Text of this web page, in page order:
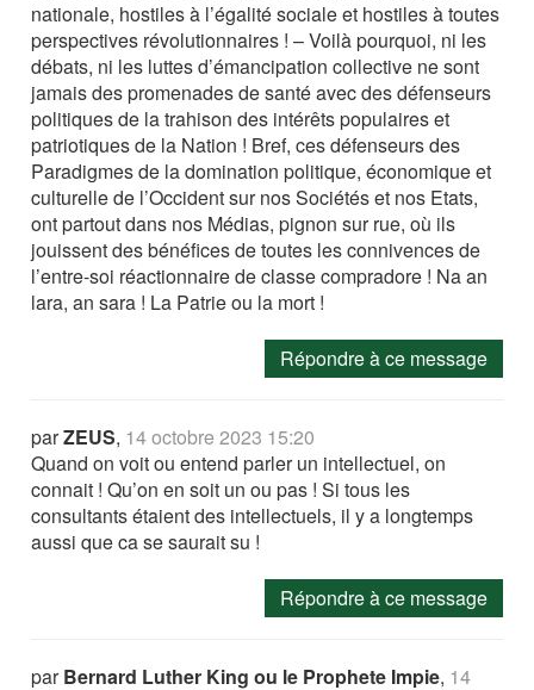
nationale, hostiles à l’égalité sociale et hostiles à toutes
perspectives révolutionnaires ! – Voilà pourquoi, ni les
débats, ni les luttes d’émancipation collective ne sont
jamais des promenades de santé avec des défenseurs
politiques de la trahison des intérêts populaires et
patriotiques de la Nation ! Bref, ces défenseurs des
Paradigmes de la domination politique, économique et
culturelle de l’Occident sur nos Sociétés et nos Etats,
ont partout dans nos Médias, pignon sur rue, où ils
jouissent des bénéfices de toutes les connivences de
l’entre-soi réactionnaire de classe compradore ! Na an
lara, an sara ! La Patrie ou la mort !
Répondre à ce message
parZEUS, 14 octobre 2023 15:20
Quand on voit ou entend parler un intellectuel, on
connait ! Qu’on en soit un ou pas ! Si tous les
consultants étaient des intellectuels, il y a longtemps
aussi que ca se saurait su !
Répondre à ce message
parBernard Luther King ou le Prophete Impie, 14